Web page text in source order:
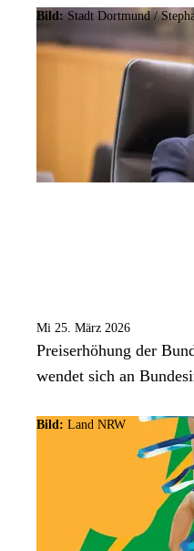
Bild:Stadt Dortmund /
Mi 25. März 2026
Preiserhöhung der
wendet sich an
Bild: Land NRW